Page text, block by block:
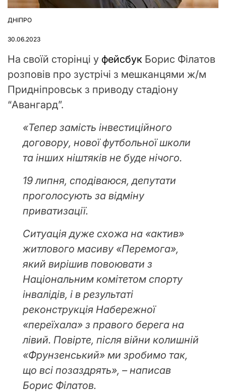
ОПУБЛІКУВАТИ
ДНІПРО
30.06.2023
На своїй сторінці у фейсбук Борис Філатов
розповів про зустрічі з мешканцями ж/м
Придніпровськ з приводу стадіону
“Авангард”.
«Тепер замість інвестиційного
договору, нової футбольної школи
та інших ніштяків не буде нічого.
19 липня, сподіваюся, депутати
проголосують за відміну
приватизації.
Ситуація дуже схожа на «актив»
житлового масиву «Перемога»,
який вирішив повоювати з
Національним комітетом спорту
інвалідів, і в результаті
реконструкція Набережної
«переїхала» з правого берега на
лівий. Повірте, після війни колишній
«Фрунзенський» ми зробимо так,
що всі позаздрять», – написав
Борис Філатов.